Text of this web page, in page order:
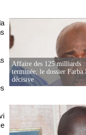
Affaire des 125 milliards :
terminée, le dossier Farba
décisive